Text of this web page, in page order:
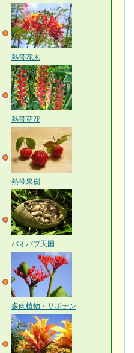
熱帯花木
熱帯草花
熱帯果樹
バオバブ天国
多肉植物・サボテン